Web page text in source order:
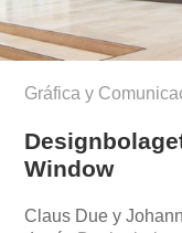
Gráfica y
Window
Claus Due y